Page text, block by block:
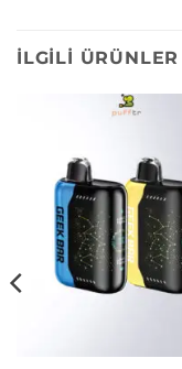
İLGILI ÜRÜNLER